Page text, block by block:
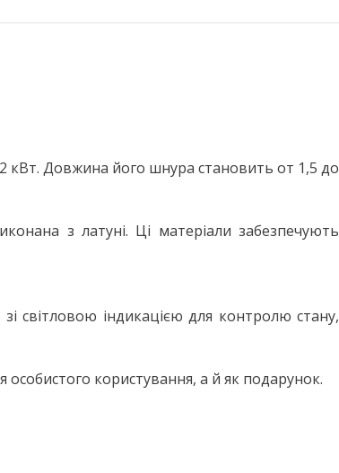
кВт. Довжина його шнура становить от 1,5 до
з латуні. Ці матеріали забезпечують
зі світловою індикацією для контролю стану,
користування, а й як подарунок.